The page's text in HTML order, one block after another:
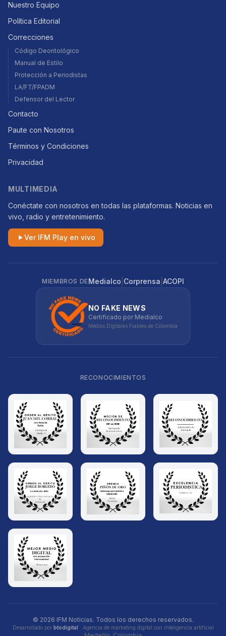
Nuestro Equipo
Política Editorial
Correcciones
Código Deontológico
Manual de Estilo
Protección a Periodistas
LA/FT/FPADM
Defensor del Lector
Contacto
Paute con Nosotros
Términos y Condiciones
Privacidad
MULTIMEDIA
Conéctate con nosotros en todas las plataformas. Noticias en
vivo, radio y entretenimiento.
Ver IFM Play en vivo
MIEMBROS DEMedialco Corprensa ACOPI
NO FAKE NEWS
Certificado por Medialco
Medios Digitales Fiables de Colombia
RECONOCIMIENTOS
© 2026 IFM Noticias. Todos los derechos reservados.
Desarrollado por btodigital · Agencia de marketing digital con inteligencia artificial